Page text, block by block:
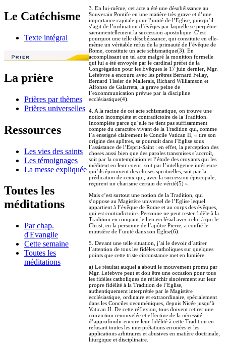
Le Catéchisme
Texte intégral
La prière
Prières par thèmes
Prières universelles
Ressources
Les vies des saints
Les témoignages
La messe expliquée
Toutes les
méditations
Par chap.
d'Evangile
Cette semaine
Toutes les
méditations
3. En lui-même, cet acte a été une désobéissance au
Souverain Pontife en une matière très grave et d’une
importance capitale pour l’unité de l’Eglise, puisqu’il
s’agit de l’ordination d’évêqes par laquelle se perpétue
sacramentellement la succession apostolique. C’est
pourquoi une telle désobéissance, qui constitute en elle-
même un véritable refus de la primauté de l’évêque de
Rome, constitute un acte schismatique(3). En
accomplissant un tel acte malgré la monition formelle
qui lui a été envoyée par le cardinal préfet de la
Congrégation pour les Evêques le 17 juin dernier, Mgr.
Lefebvre a encouru avec les prêtres Bernard Fellay,
Bernard Tissier de Mallerais, Richard Williamson et
Alfonso de Galarreta, la grave peine de
l’excommunication prévue par la discipline
ecclésiastique(4).
4. A la racine de cet acte schismatique, on trouve une
notion incomplète et contradictoire de la Tradition.
Incomplète parce qu’elle ne tient pas suffisamment
compte du caractère vivant de la Tradition qui, comme
l’a enseigné clairement le Concile Vatican II, « tire son
origine des apôtres, se poursuit dans l’Eglise sous
l’assistance de l’Esprit-Saint : en effet, la perception des
choses aussi bien que des paroles transmises s’accroît,
soit par la contemplation et l’étude des croyants qui les
méditent en leur coeur, soit par l’intelligence intérieure
qui’ils éprouvent des choses spirituelles, soit par la
prédication de ceux qui, avec la succession épiscopale,
reçurent un charisme certain de vérité(5) ».
Mais c’est surtout une notion de la Tradition, qui
s’oppose au Magistère universel de l’Eglise lequel
appartient à l’évêque de Rome et au corps des évêques,
qui est contradictoire. Personne ne peut rester fidèle à la
Tradition en rompant le lien ecclésial avec celui à qui le
Christ, en la personne de l’apôtre Pierre, a confié le
ministère de l’unité dans son Eglise(6).
5. Devant une telle situation, j’ai le devoir d’attirer
l’attention de tous les fidèles catholiques sur quelques
points que cette triste circonstance met en lumière.
a) Le résultat auquel a abouti le mouvement promu par
Mgr. Lefebvre peut et doit être une occasion pour tous
les fidèles catholiques de réfléchir sincèrement sur leur
propre fidélité à la Tradition de l’Eglise,
authentiquement interprétée par le Magistère
ecclésiastique, ordinaire et extraordinaire, spécialement
dans les Conciles oecuméniques, depuis Nicée jusqu’à
Vatican II. De cette réflexion, tous doivent retirer une
conviction renouvelée et effective de la nécessité
d’approfondir encore leur fidélité à cette Tradition en
refusant toutes les interprétations erronées et les
applications arbitraires et abusives en matière doctrinale,
liturgique et disciplinaire.